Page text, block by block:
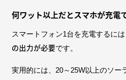
何ワット以上だとスマホが充電
スマートフォン1台を充電するには
の出力が必要です。
実用的には、20～25W以上のソー